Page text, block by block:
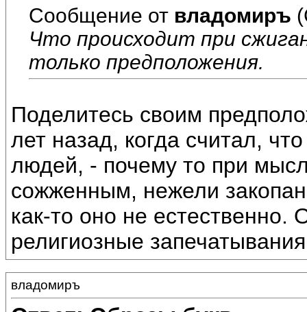
Сообщение от владомиръ
Что происходит при
только предположения.
Поделитесь своим
лет назад, когда считал,
людей, - почему то при
сожженным, нежели
как-то оно не естественно.
религиозные
владомиръ